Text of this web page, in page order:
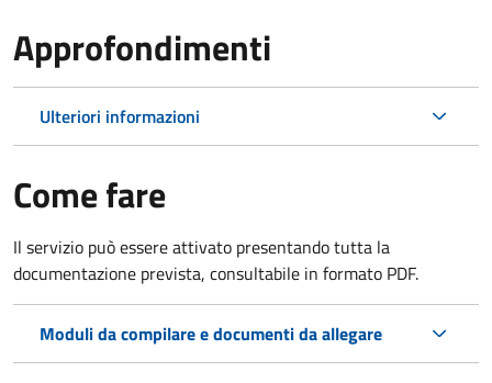
Approfondimenti
Ulteriori informazioni
Come fare
Il servizio può essere attivato presentando tutta la
documentazione prevista, consultabile in formato PDF.
Moduli da compilare e documenti da allegare